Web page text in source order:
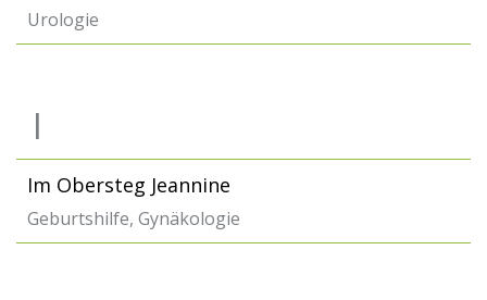
Urologie
I
Im Obersteg Jeannine
Geburtshilfe, Gynäkologie